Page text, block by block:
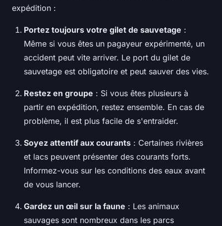
expédition :
Portez toujours votre gilet de sauvetage :
Même si vous êtes un pagayeur expérimenté, un
accident peut vite arriver. Le port du gilet de
sauvetage est obligatoire et peut sauver des vies.
Restez en groupe : Si vous êtes plusieurs à
partir en expédition, restez ensemble. En cas de
problème, il est plus facile de s'entraider.
Soyez attentif aux courants : Certaines rivières
et lacs peuvent présenter des courants forts.
Informez-vous sur les conditions des eaux avant
de vous lancer.
Gardez un œil sur la faune : Les animaux
sauvages sont nombreux dans les parcs